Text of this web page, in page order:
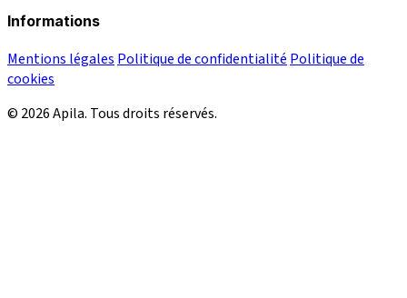
Informations
Mentions légales Politique de confidentialité Politique de
cookies
© 2026 Apila. Tous droits réservés.